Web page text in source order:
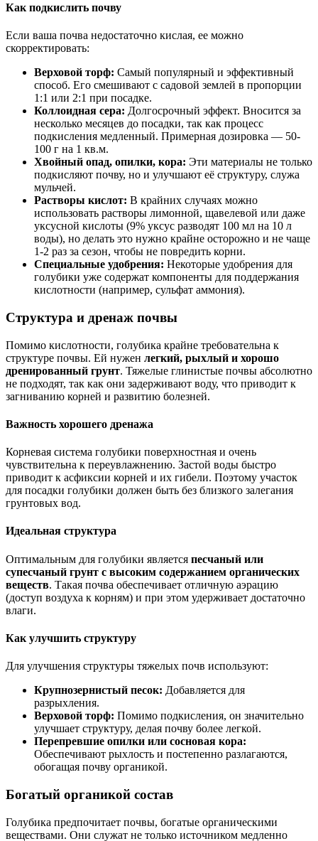
Как подкислить почву
Если ваша почва недостаточно кислая, ее можно
скорректировать:
Верховой торф: Самый популярный и эффективный
способ. Его смешивают с садовой землей в пропорции
1:1 или 2:1 при посадке.
Коллоидная сера: Долгосрочный эффект. Вносится за
несколько месяцев до посадки, так как процесс
подкисления медленный. Примерная дозировка — 50-
100 г на 1 кв.м.
Хвойный опад, опилки, кора: Эти материалы не только
подкисляют почву, но и улучшают её структуру, служа
мульчей.
Растворы кислот: В крайних случаях можно
использовать растворы лимонной, щавелевой или даже
уксусной кислоты (9% уксус разводят 100 мл на 10 л
воды), но делать это нужно крайне осторожно и не чаще
1-2 раз за сезон, чтобы не повредить корни.
Специальные удобрения: Некоторые удобрения для
голубики уже содержат компоненты для поддержания
кислотности (например, сульфат аммония).
Структура и дренаж почвы
Помимо кислотности, голубика крайне требовательна к
структуре почвы. Ей нужен легкий, рыхлый и хорошо
дренированный грунт. Тяжелые глинистые почвы абсолютно
не подходят, так как они задерживают воду, что приводит к
загниванию корней и развитию болезней.
Важность хорошего дренажа
Корневая система голубики поверхностная и очень
чувствительна к переувлажнению. Застой воды быстро
приводит к асфиксии корней и их гибели. Поэтому участок
для посадки голубики должен быть без близкого залегания
грунтовых вод.
Идеальная структура
Оптимальным для голубики является песчаный или
супесчаный грунт с высоким содержанием органических
веществ. Такая почва обеспечивает отличную аэрацию
(доступ воздуха к корням) и при этом удерживает достаточно
влаги.
Как улучшить структуру
Для улучшения структуры тяжелых почв используют:
Крупнозернистый песок: Добавляется для
разрыхления.
Верховой торф: Помимо подкисления, он значительно
улучшает структуру, делая почву более легкой.
Перепревшие опилки или сосновая кора:
Обеспечивают рыхлость и постепенно разлагаются,
обогащая почву органикой.
Богатый органикой состав
Голубика предпочитает почвы, богатые органическими
веществами. Они служат не только источником медленно